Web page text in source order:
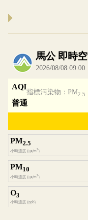
內嵌空氣品質小